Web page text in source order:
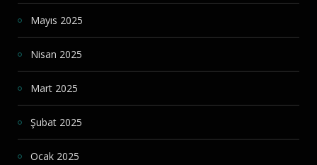
Mayıs 2025
Nisan 2025
Mart 2025
Şubat 2025
Ocak 2025